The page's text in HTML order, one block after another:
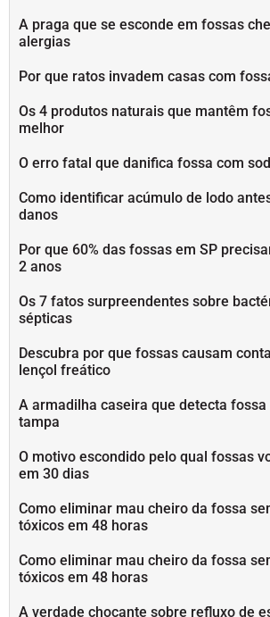
A praga que se esconde em fossas
alergias
Por que ratos invadem casas com
Os 4 produtos naturais que mantêm
melhor
O erro fatal que danifica fossa com
Como identificar acúmulo de lodo
danos
Por que 60% das fossas em SP
2 anos
Os 7 fatos surpreendentes sobre
sépticas
Descubra por que fossas causam
lençol freático
A armadilha caseira que detecta
tampa
O motivo escondido pelo qual fossas
em 30 dias
Como eliminar mau cheiro da fossa
tóxicos em 48 horas
Como eliminar mau cheiro da fossa
tóxicos em 48 horas
A verdade chocante sobre refluxo de